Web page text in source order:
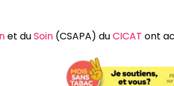
et duSoin (CSAPA) duCICAT ont